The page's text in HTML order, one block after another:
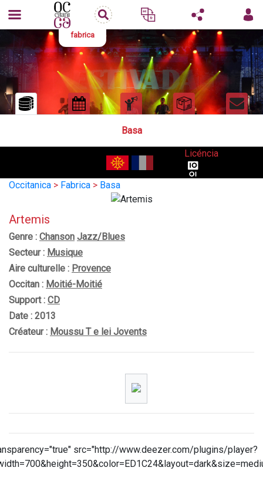
fabrica
Basa
Licéncia
Occitanica > Fabrica > Basa
Artemis
Genre : Chanson Jazz/Blues
Secteur : Musique
Aire culturelle : Provence
Occitan : Moitié-Moitié
Support : CD
Date : 2013
Créateur : Moussu T e lei Jovents
src="http://www.deezer.com/plugins/player?